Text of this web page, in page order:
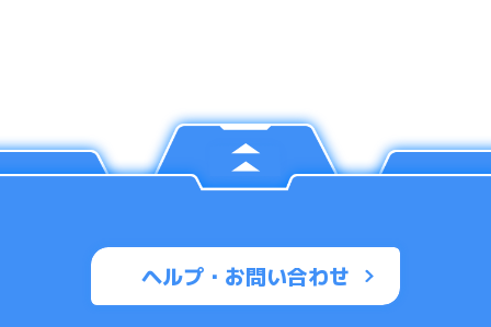
ヘルプ・お問い合わせ